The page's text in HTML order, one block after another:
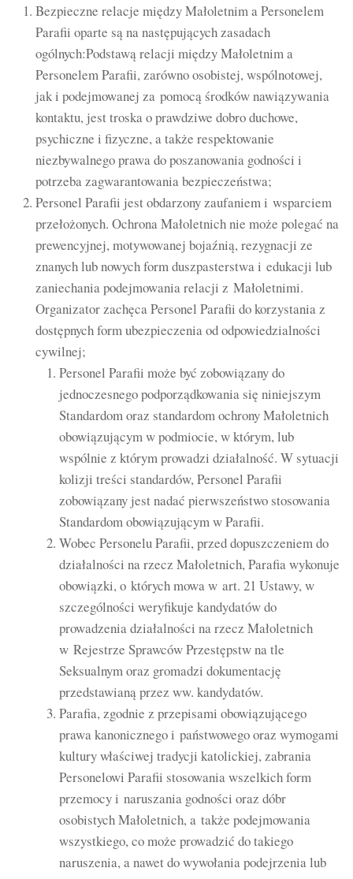
Bezpieczne relacje między Małoletnim a Personelem
Parafii oparte są na następujących zasadach
ogólnych:Podstawą relacji między Małoletnim a
Personelem Parafii, zarówno osobistej, wspólnotowej,
jak i podejmowanej za pomocą środków nawiązywania
kontaktu, jest troska o prawdziwe dobro duchowe,
psychiczne i fizyczne, a także respektowanie
niezbywalnego prawa do poszanowania godności i
potrzeba zagwarantowania bezpieczeństwa;
Personel Parafii jest obdarzony zaufaniem i wsparciem
przełożonych. Ochrona Małoletnich nie może polegać na
prewencyjnej, motywowanej bojaźnią, rezygnacji ze
znanych lub nowych form duszpasterstwa i edukacji lub
zaniechania podejmowania relacji z Małoletnimi.
Organizator zachęca Personel Parafii do korzystania z
dostępnych form ubezpieczenia od odpowiedzialności
cywilnej;
Personel Parafii może być zobowiązany do
jednoczesnego podporządkowania się niniejszym
Standardom oraz standardom ochrony Małoletnich
obowiązującym w podmiocie, w którym, lub
wspólnie z którym prowadzi działalność. W sytuacji
kolizji treści standardów, Personel Parafii
zobowiązany jest nadać pierwszeństwo stosowania
Standardom obowiązującym w Parafii.
Wobec Personelu Parafii, przed dopuszczeniem do
działalności na rzecz Małoletnich, Parafia wykonuje
obowiązki, o których mowa w art. 21 Ustawy, w
szczególności weryfikuje kandydatów do
prowadzenia działalności na rzecz Małoletnich
w Rejestrze Sprawców Przestępstw na tle
Seksualnym oraz gromadzi dokumentację
przedstawianą przez ww. kandydatów.
Parafia, zgodnie z przepisami obowiązującego
prawa kanonicznego i państwowego oraz wymogami
kultury właściwej tradycji katolickiej, zabrania
Personelowi Parafii stosowania wszelkich form
przemocy i naruszania godności oraz dóbr
osobistych Małoletnich, a także podejmowania
wszystkiego, co może prowadzić do takiego
naruszenia, a nawet do wywołania podejrzenia lub